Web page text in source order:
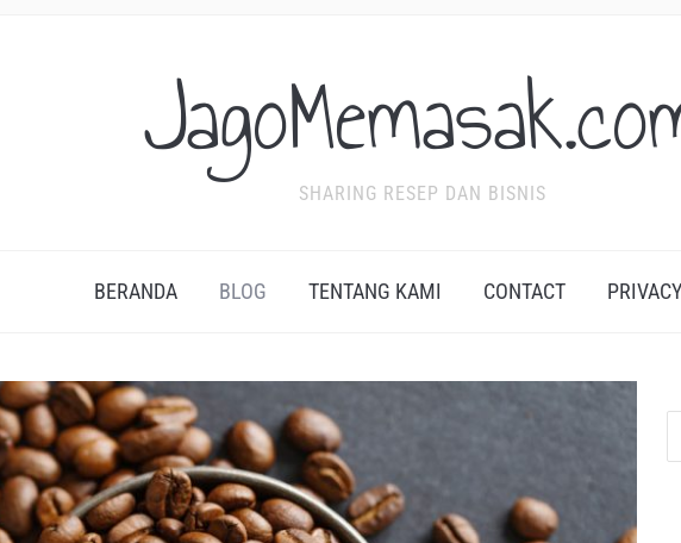
SHARING RESEP DAN BISNIS
BERANDA BLOG TENTANG KAMI CONTACT